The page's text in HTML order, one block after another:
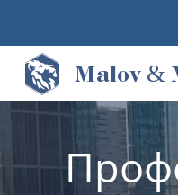
Malov &